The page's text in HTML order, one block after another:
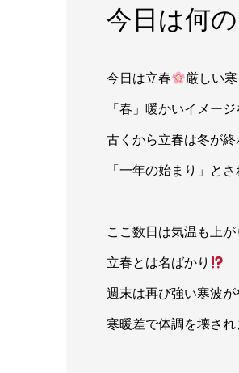
今日は何
今日は立春
厳しい
「春」暖かいイメー
古くから立春は冬が
「一年の始まり」とさ
ここ数日は気温も上
立春とは名ばかり
週末は再び強い寒波
寒暖差で体調を壊され